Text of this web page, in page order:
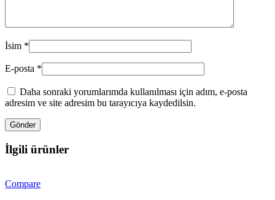
İsim *
E-posta *
Daha sonraki yorumlarımda kullanılması için adım, e-posta
adresim ve site adresim bu tarayıcıya kaydedilsin.
İlgili ürünler
Compare